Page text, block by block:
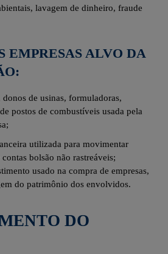
lavagem de dinheiro, fraude
EMPRESAS ALVO DA
de usinas, formuladoras,
postos de combustíveis usada pela
utilizada para movimentar
bolsão não rastreáveis;
usado na compra de empresas,
do patrimônio dos envolvidos.
DO